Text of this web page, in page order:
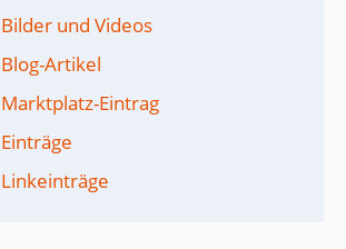
Bilder und Videos
Blog-Artikel
Marktplatz-Eintrag
Einträge
Linkeinträge